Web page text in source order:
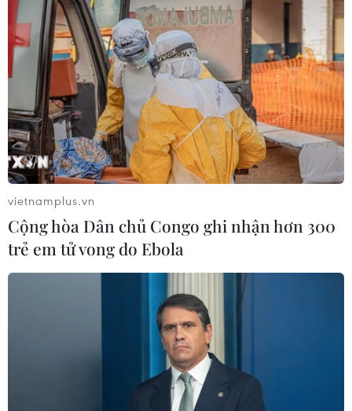
vietnamplus.vn
Cộng hòa Dân chủ Congo ghi nhận hơn 300
trẻ em tử vong do Ebola